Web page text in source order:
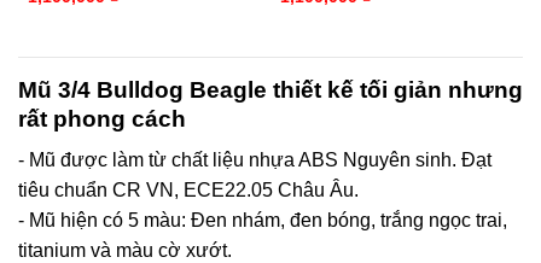
Mũ 3/4 Bulldog Beagle thiết kế tối giản nhưng
rất phong cách
- Mũ được làm từ chất liệu nhựa ABS Nguyên sinh. Đạt
tiêu chuẩn CR VN, ECE22.05 Châu Âu.
- Mũ hiện có 5 màu: Đen nhám, đen bóng, trắng ngọc trai,
titanium và màu cờ xướt.